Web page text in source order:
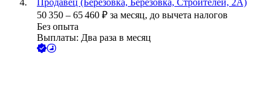
Продавец (Березовка, Березовка, Строителей, 2А)
50 350 – 65 460 ₽ за месяц, до вычета налогов
Без опыта
Выплаты: Два раза в месяц